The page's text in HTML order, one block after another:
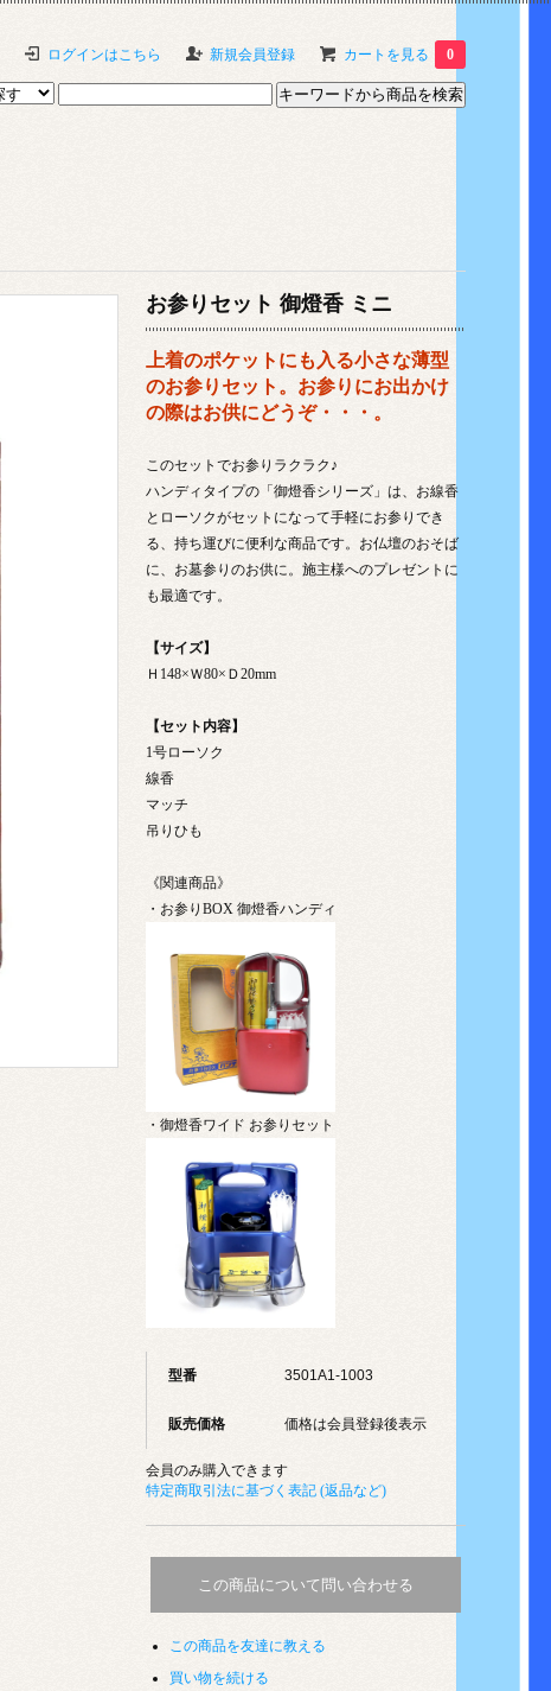
ログインはこちら 新規会員登録 カートを見る 0
お参りセット 御燈香 ミニ
上着のポケットにも入る小さな薄型
のお参りセット。お参りにお出かけ
の際はお供にどうぞ・・・。
このセットでお参りラクラク♪
ハンディタイプの「御燈香シリーズ」は、お線香
とローソクがセットになって手軽にお参りでき
る、持ち運びに便利な商品です。お仏壇のおそば
に、お墓参りのお供に。施主様へのプレゼントに
も最適です。
【サイズ】
Ｈ148×Ｗ80×Ｄ20mm
【セット内容】
1号ローソク
線香
マッチ
吊りひも
《関連商品》
・お参りBOX 御燈香ハンディ
・御燈香ワイド お参りセット
型番 3501A1-1003
販売価格 価格は会員登録後表示
会員のみ購入できます
特定商取引法に基づく表記 (返品など)
この商品について問い合わせる
この商品を友達に教える
買い物を続ける